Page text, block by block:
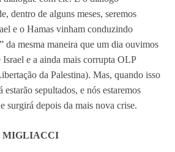
dentro de alguns meses, seremos
e o Hamas vinham conduzindo
da mesma maneira que um dia ouvimos
Israel e a ainda mais corrupta OLP
da Palestina). Mas, quando isso
estarão sepultados, e nós estaremos
surgirá depois da mais nova crise.
MIGLIACCI